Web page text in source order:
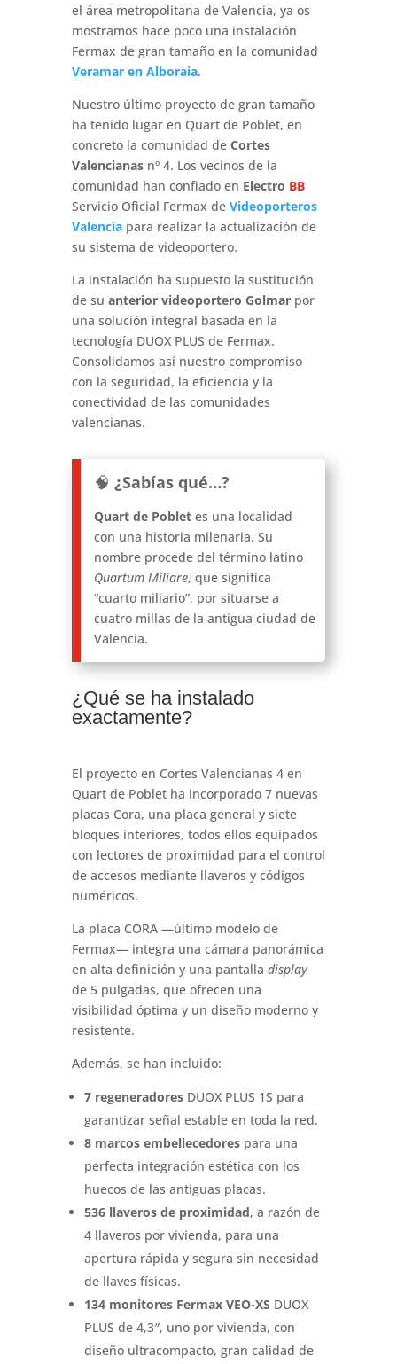
el área metropolitana de Valencia, ya os
mostramos hace poco una instalación
Fermax de gran tamaño en la comunidad
Veramar en Alboraia.
Nuestro último proyecto de gran tamaño
ha tenido lugar en Quart de Poblet, en
concreto la comunidad de Cortes
Valencianasnº 4. Los vecinos de la
comunidad han confiado en Electro BB
Servicio Oficial Fermax de Videoporteros
Valenciapara realizar la actualización de
su sistema de videoportero.
La instalación ha supuesto la sustitución
de su anterior videoportero Golmarpor
una solución integral basada en la
tecnología DUOX PLUS de Fermax.
Consolidamos así nuestro compromiso
con la seguridad, la eficiencia y la
conectividad de las comunidades
valencianas.
🧠 ¿Sabías qué…?
Quart de Pobletes una localidad
con una historia milenaria. Su
nombre procede del término latino
Quartum Miliare, que significa
“cuarto miliario”, por situarse a
cuatro millas de la antigua ciudad de
Valencia.
¿Qué se ha instalado
exactamente?
El proyecto en Cortes Valencianas 4 en
Quart de Poblet ha incorporado 7 nuevas
placas Cora, una placa general y siete
bloques interiores, todos ellos equipados
con lectores de proximidad para el control
de accesos mediante llaveros y códigos
numéricos.
La placa CORA —último modelo de
Fermax— integra una cámara panorámica
en alta definición y una pantalla display
de 5 pulgadas, que ofrecen una
visibilidad óptima y un diseño moderno y
resistente.
Además, se han incluido:
7 regeneradoresDUOX PLUS 1S para
garantizar señal estable en toda la red.
8 marcos embellecedorespara una
perfecta integración estética con los
huecos de las antiguas placas.
536 llaveros de proximidad, a razón de
4 llaveros por vivienda, para una
apertura rápida y segura sin necesidad
de llaves físicas.
134 monitores Fermax VEO-XS DUOX
PLUS de 4,3″, uno por vivienda, con
diseño ultracompacto, gran calidad de